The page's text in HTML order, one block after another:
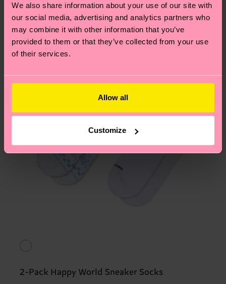
We also share information about your use of our site with
our social media, advertising and analytics partners who
may combine it with other information that you’ve
provided to them or that they’ve collected from your use
of their services.
Allow all
Customize
per trovare le risposte alle domande più comuni.
2-Pack Happy World Sneaker Socks